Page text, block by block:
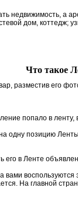
недвижимость, а
дом, коттедж;
Что такое
разместив его
попало в
одну позицию
его в Ленте
вами
На главной